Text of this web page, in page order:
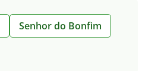
Senhor do Bonfim